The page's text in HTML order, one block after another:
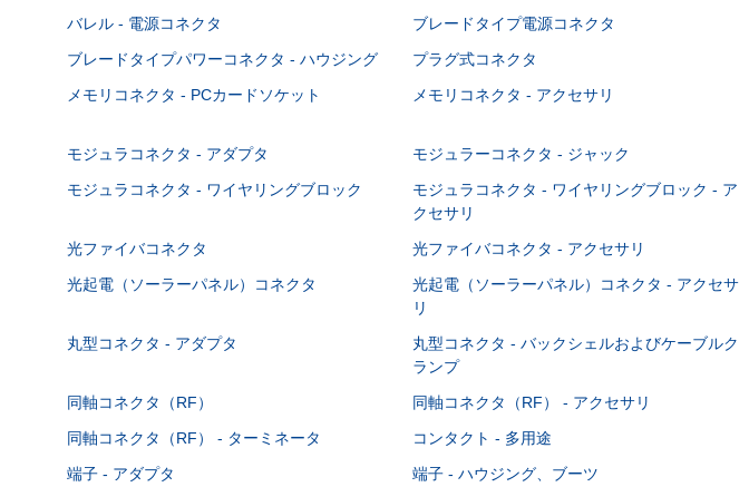
バレル - 電源コネクタ ブレードタイプ電源コネクタ
ブレードタイプパワーコネクタ - ハウジング
プラグ式コネクタ
メモリコネクタ - PCカードソケット
メモリコネクタ - アクセサリ
モジュラコネクタ - アダプタ モジュラーコネクタ - ジャック
モジュラコネクタ - ワイヤリングブロック
モジュラコネクタ - ワイヤリングブロック - ア
クセサリ
光ファイバコネクタ 光ファイバコネクタ - アクセサリ
光起電（ソーラーパネル）コネクタ
光起電（ソーラーパネル）コネクタ - アクセサ
リ
丸型コネクタ - アダプタ
丸型コネクタ - バックシェルおよびケーブルク
ランプ
同軸コネクタ（RF） 同軸コネクタ（RF） - アクセサリ
同軸コネクタ（RF） - ターミネータ
コンタクト - 多用途
端子 - アダプタ
端子 - ハウジング、ブーツ